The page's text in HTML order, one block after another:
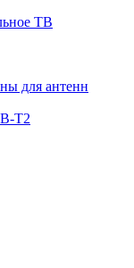
ТВ
для антенн
Т2